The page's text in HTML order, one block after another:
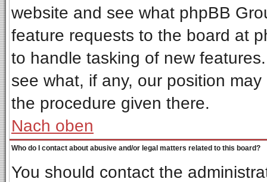
website and see what phpBB
feature requests to the board at
to handle tasking of new
see what, if any, our position
the procedure given there.
Nach oben
Who do I contact about abusive and/or legal matters related to this board?
You should contact the